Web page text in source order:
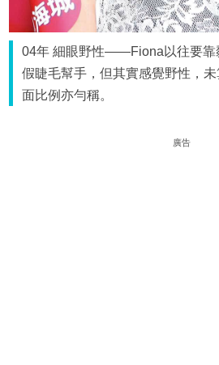
04年 細眼野性——Fiona以往要靠
假睫毛幫手，但其實感覺野性，
面比例亦勻稱。
廣告